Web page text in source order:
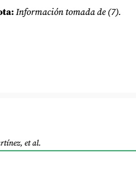
Información tomada de (7).
et al.